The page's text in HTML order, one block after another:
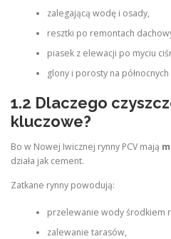
zalegającą wodę i osady,
resztki po remontach
piasek z elewacji po myciu
glony i porosty na
1.2 Dlaczego
kluczowe?
Bo w Nowej Iwicznej rynny PCV mają
działa jak cement.
Zatkane rynny powodują:
przelewanie wody środkiem
zalewanie tarasów,